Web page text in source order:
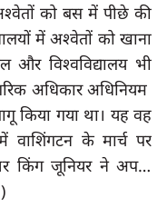
को बस में पीछे की
में अश्वेतों को खाना
विश्वविद्यालय भी
अधिकार अधिनियम
किया गया था। यह वह
वाशिंगटन के मार्च पर
किंग जूनियर ने अपना